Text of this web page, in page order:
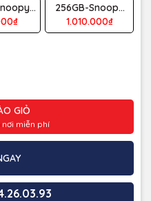
256GB-Snoopy
Xanh
1.010.000₫
GIỎ
miễn phí